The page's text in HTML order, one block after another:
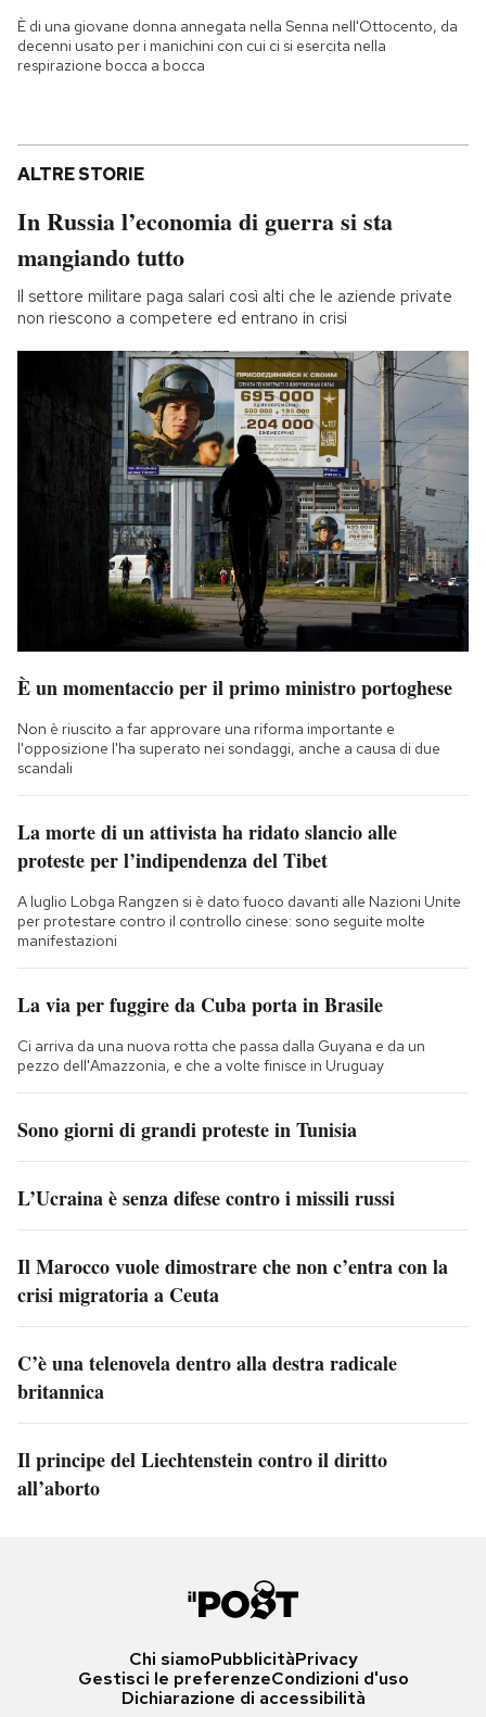
È di una giovane donna annegata nella Senna nell'Ottocento, da
decenni usato per i manichini con cui ci si esercita nella
respirazione bocca a bocca
ALTRE STORIE
In Russia l’economia di guerra si sta
mangiando tutto
Il settore militare paga salari così alti che le aziende private
non riescono a competere ed entrano in crisi
È un momentaccio per il primo ministro portoghese
Non è riuscito a far approvare una riforma importante e
l'opposizione l'ha superato nei sondaggi, anche a causa di due
scandali
La morte di un attivista ha ridato slancio alle
proteste per l’indipendenza del Tibet
A luglio Lobga Rangzen si è dato fuoco davanti alle Nazioni Unite
per protestare contro il controllo cinese: sono seguite molte
manifestazioni
La via per fuggire da Cuba porta in Brasile
Ci arriva da una nuova rotta che passa dalla Guyana e da un
pezzo dell'Amazzonia, e che a volte finisce in Uruguay
Sono giorni di grandi proteste in Tunisia
L’Ucraina è senza difese contro i missili russi
Il Marocco vuole dimostrare che non c’entra con la
crisi migratoria a Ceuta
C’è una telenovela dentro alla destra radicale
britannica
Il principe del Liechtenstein contro il diritto
all’aborto
Chi siamoPubblicitàPrivacy
Gestisci le preferenzeCondizioni d'uso
Dichiarazione di accessibilità